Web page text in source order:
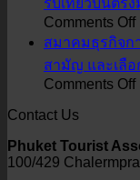
Comments Off
สมาคมธุรกิจก
สามัญ และเลือ
Comments Off
Contact Us
Phuket Tourist
100/429